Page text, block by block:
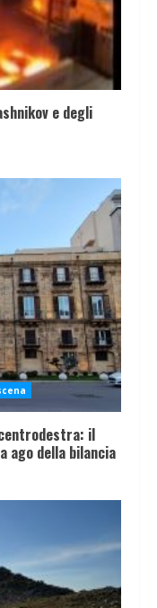
e degli
il
ago della bilancia